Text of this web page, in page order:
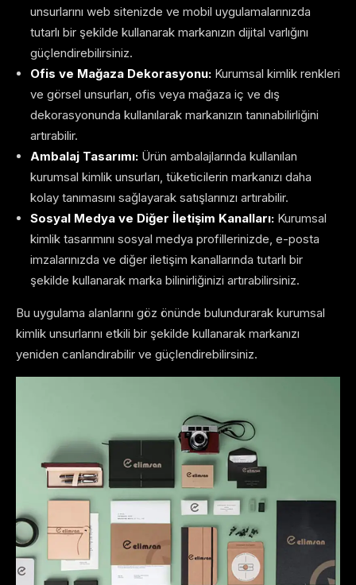
unsurlarını web sitenizde ve mobil uygulamalarınızda
tutarlı bir şekilde kullanarak markanızın dijital varlığını
güçlendirebilirsiniz.
Ofis ve Mağaza Dekorasyonu: Kurumsal kimlik renkleri
ve görsel unsurları, ofis veya mağaza iç ve dış
dekorasyonunda kullanılarak markanızın tanınabilirliğini
artırabilir.
Ambalaj Tasarımı: Ürün ambalajlarında kullanılan
kurumsal kimlik unsurları, tüketicilerin markanızı daha
kolay tanımasını sağlayarak satışlarınızı artırabilir.
Sosyal Medya ve Diğer İletişim Kanalları: Kurumsal
kimlik tasarımını sosyal medya profillerinizde, e-posta
imzalarınızda ve diğer iletişim kanallarında tutarlı bir
şekilde kullanarak marka bilinirliğinizi artırabilirsiniz.
Bu uygulama alanlarını göz önünde bulundurarak kurumsal
kimlik unsurlarını etkili bir şekilde kullanarak markanızı
yeniden canlandırabilir ve güçlendirebilirsiniz.